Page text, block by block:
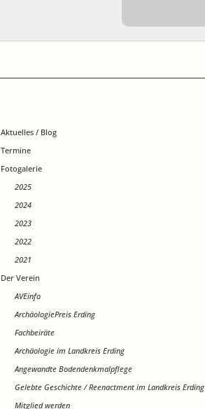
Aktuelles / Blog
Termine
Fotogalerie
2025
2024
2023
2022
2021
Der Verein
AVEinfo
ArchäologiePreis Erding
Fachbeiräte
Archäologie im Landkreis Erding
Angewandte Bodendenkmalpflege
Gelebte Geschichte / Reenactment im Landkreis Erding
Mitglied werden